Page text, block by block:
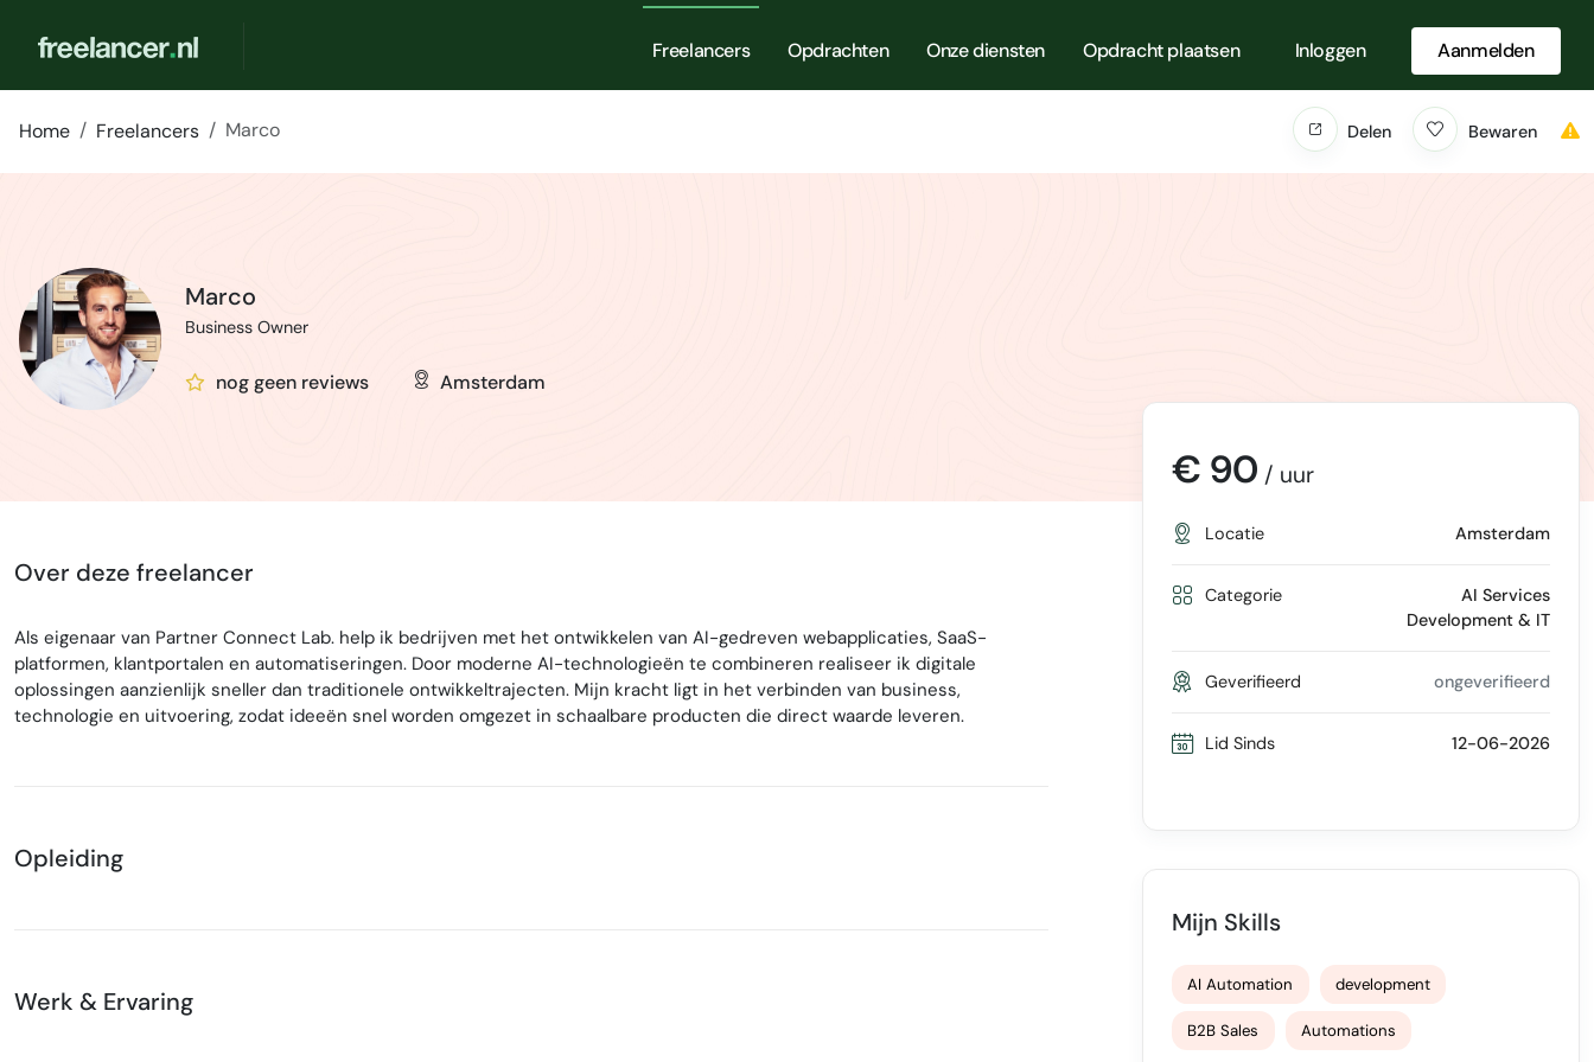
Freelancers Opdrachten Onze diensten Opdracht plaatsen Inloggen Aanmelden
Home Freelancers Marco Delen Bewaren
Marco
Business Owner
nog geen reviews Amsterdam
Over deze freelancer
Als eigenaar van Partner Connect Lab. help ik bedrijven met het ontwikkelen van AI-gedreven webapplicaties, SaaS-
platformen, klantportalen en automatiseringen. Door moderne AI-technologieën te combineren realiseer ik digitale
oplossingen aanzienlijk sneller dan traditionele ontwikkeltrajecten. Mijn kracht ligt in het verbinden van business,
technologie en uitvoering, zodat ideeën snel worden omgezet in schaalbare producten die direct waarde leveren.
Opleiding
Werk & Ervaring
€ 90 / uur
Locatie Amsterdam
Categorie
AI Services
Development & IT
Geverifieerd ongeverifieerd
Lid Sinds 12-06-2026
Mijn Skills
AI Automation development
B2B Sales Automations